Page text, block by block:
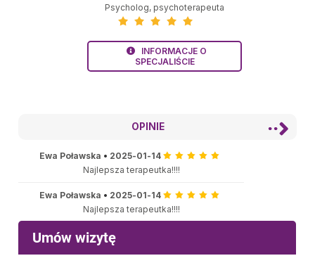
Psycholog, psychoterapeuta
INFORMACJE O
SPECJALIŚCIE
OPINIE
Ewa Poławska • 2025-01-14
Najlepsza terapeutka!!!!
Ewa Poławska • 2025-01-14
Najlepsza terapeutka!!!!
W•2025-01-09
Serdecznie polecam! Pani Agata to niezwykle